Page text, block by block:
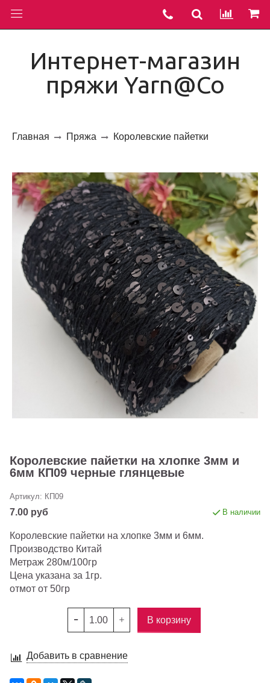
Интернет-магазин
пряжи Yarn@Co
Главная Пряжа Королевские пайетки
Королевские пайетки на хлопке 3мм и
6мм КП09 черные глянцевые
Артикул: КП09
7.00 руб В наличии
Королевские пайетки на хлопке 3мм и 6мм.
Производство Китай
Метраж 280м/100гр
Цена указана за 1гр.
отмот от 50гр
В корзину
Добавить в сравнение